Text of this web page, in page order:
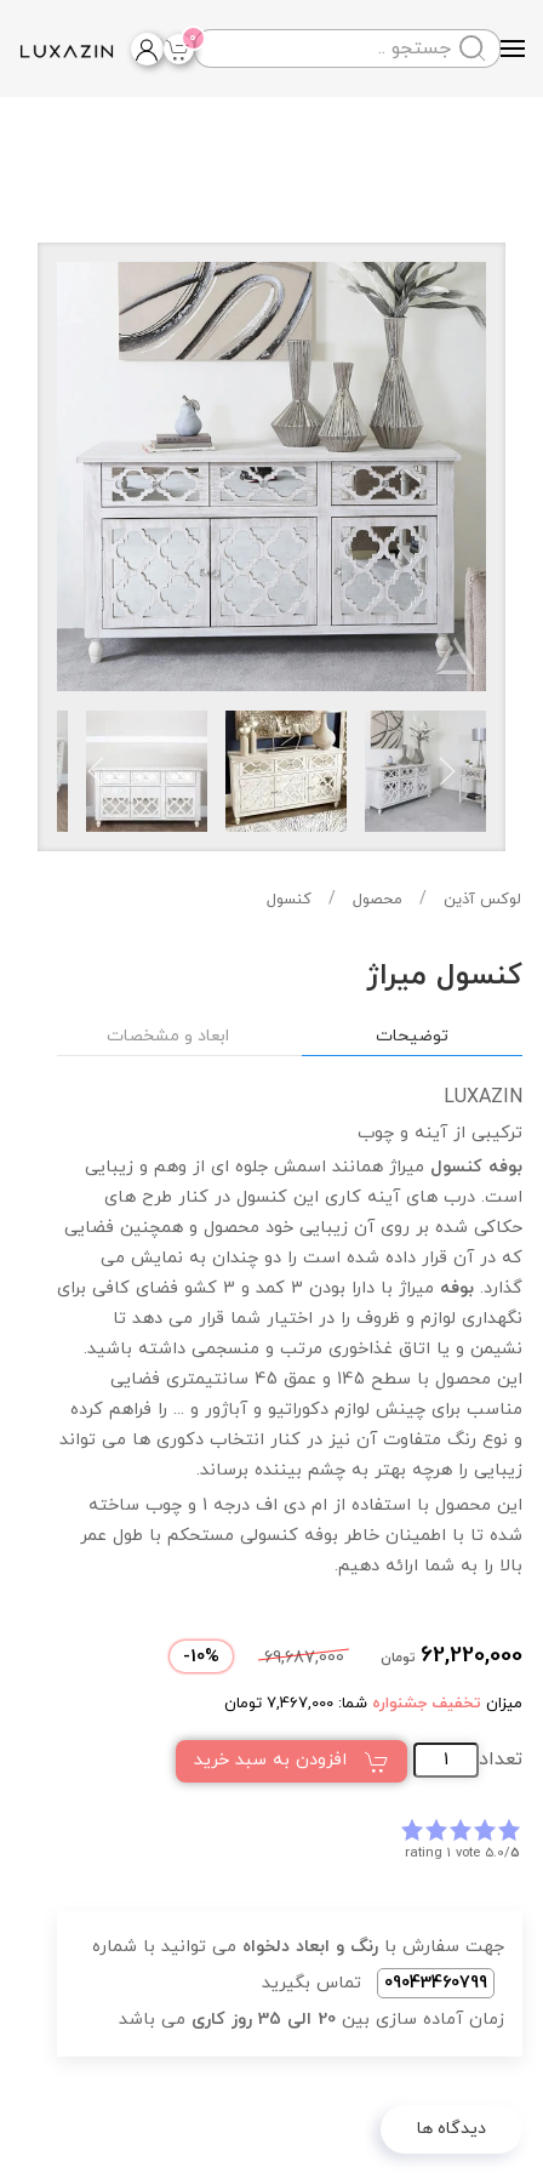
Skip to main content
0
لوکس آذین محصول کنسول
کنسول میراژ
توضیحات ابعاد و مشخصات
LUXAZIN
ترکیبی از آینه و چوب
بوفه کنسول میراژ همانند اسمش جلوه ای از وهم و زیبایی
است. درب های آینه کاری این کنسول در کنار طرح های
حکاکی شده بر روی آن زیبایی خود محصول و همچنین فضایی
که در آن قرار داده شده است را دو چندان به نمایش می
گذارد. بوفه
میراژ با دارا بودن 3 کمد و 3 کشو فضای کافی برای
نگهداری لوازم و ظروف را در اختیار شما قرار می دهد تا
نشیمن و یا اتاق غذاخوری مرتب و منسجمی داشته باشید.
این محصول با سطح 145 و عمق 45 سانتیمتری فضایی
مناسب برای چینش لوازم دکوراتیو و آباژور و ... را فراهم کرده
و نوع رنگ متفاوت آن نیز در کنار انتخاب دکوری ها می تواند
زیبایی را هرچه بهتر به چشم بیننده برساند.
این محصول با استفاده از ام دی اف درجه 1 و چوب ساخته
شده تا با اطمینان خاطر بوفه کنسولی مستحکم با طول عمر
بالا را به شما ارائه دهیم.
62,220,000 تومان 69,687,000
10%
-
میزان تخفیف جشنواره شما: 7,467,000 تومان
تعداد افزودن به سبد خرید
5.0/5
rating 1 vote
جهت سفارش با رنگ و ابعاد دلخواه می توانید با شماره
09043460799
تماس بگیرید
زمان آماده سازی بین 20 الی 35 روز کاری می باشد
دیدگاه ها